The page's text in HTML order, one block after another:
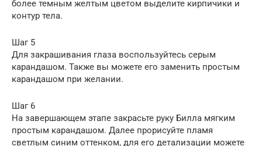
более темным желтым цветом выделите кирпичики и
контур тела.
Шаг 5
Для закрашивания глаза воспользуйтесь серым
карандашом. Также вы можете его заменить простым
карандашом при желании.
Шаг 6
На завершающем этапе закрасьте руку Билла мягким
простым карандашом. Далее прорисуйте пламя
светлым синим оттенком, для его детализации можете